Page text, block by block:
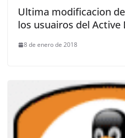
Ultima modificacion
los usuairos del
8 de enero de 2018